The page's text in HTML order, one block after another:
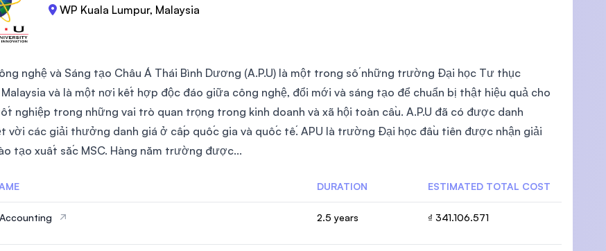
WP Kuala Lumpur, Malaysia
nghệ và Sáng tạo Châu Á Thái Bình Dương (A.P.U) là một trong số những trường Đại học Tư thục
và là một nơi kết hợp độc đáo giữa công nghệ, đổi mới và sáng tạo để chuẩn bị thật hiệu quả cho
nghiệp trong những vai trò quan trọng trong kinh doanh và xã hội toàn cầu. A.P.U đã có được danh
vời các giải thưởng danh giá ở cấp quốc gia và quốc tế. APU là trường Đại học đầu tiên được nhận giải
tạo xuất sắc MSC. Hàng năm trường được...
DURATION ESTIMATED TOTAL COST
2.5 years ₫ 341.106.571